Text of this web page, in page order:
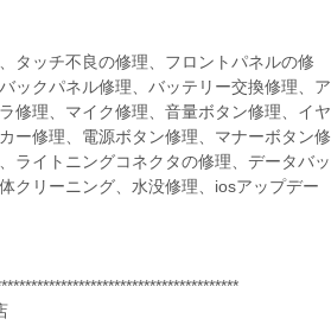
タッチ不良の修理、フロントパネルの修
ックパネル修理、バッテリー交換修理、ア
修理、マイク修理、音量ボタン修理、イヤ
ー修理、電源ボタン修理、マナーボタン修
ライトニングコネクタの修理、データバッ
クリーニング、水没修理、iosアップデー